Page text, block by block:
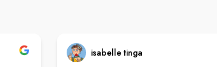
isabelle tinga